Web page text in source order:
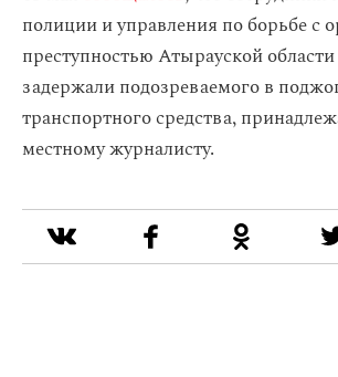
полиции и управления по борьбе с
преступностью Атырауской
задержали подозреваемого в
транспортного средства,
местному журналисту.